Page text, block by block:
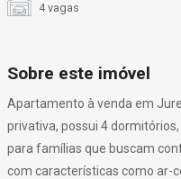
4 vagas
Sobre este imóvel
Apartamento à venda em
privativa, possui 4
para famílias que buscam
com características como ar-